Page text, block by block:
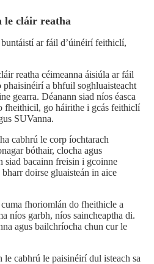
le cláir reatha
ar fáil d’úinéirí feithiclí,
reatha céimeanna áisiúla ar fáil
a bhfuil soghluaisteacht
gearra. Déanann siad níos éasca
fheithicil, go háirithe i gcás feithiclí
SUVanna.
cabhrú le corp íochtarach
bóthair, clocha agus
siad bacainn freisin i gcoinne
doirse gluaisteán in aice
fhoriomlán do fheithicle a
níos garbh, níos saincheaptha di.
agus bailchríocha chun cur le
le cabhrú le paisinéirí dul isteach sa